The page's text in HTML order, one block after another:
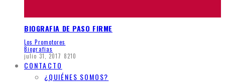
BIOGRAFIA DE PASO FIRME
Los Promotores
Biografias
julio 31, 2017 8210
CONTACTO
¿QUIÉNES SOMOS?